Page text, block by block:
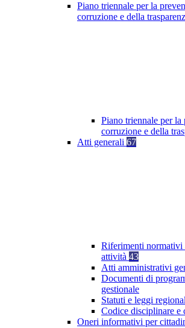
Piano triennale per la
corruzione e della
Piano triennale per la
corruzione e della
Atti generali 67
Riferimenti normativi
attività 43
Atti amministrativi
Documenti di
gestionale
Statuti e leggi
Codice disciplinare e
Oneri informativi per